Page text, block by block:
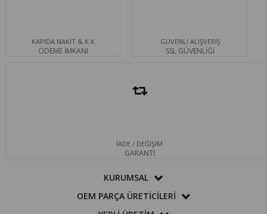
KAPIDA NAKİT & K.K
ÖDEME İMKANI
GÜVENLİ ALIŞVERİŞ
SSL GÜVENLİĞİ
İADE / DEĞİŞİM
GARANTİ
KURUMSAL
OEM PARÇA ÜRETİCİLERİ